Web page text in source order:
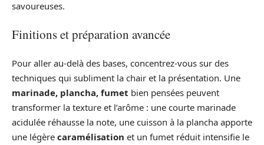
savoureuses.
Finitions et préparation avancée
Pour aller au‑delà des bases, concentrez‑vous sur des
techniques qui subliment la chair et la présentation. Une
marinade, plancha, fumet bien pensées peuvent
transformer la texture et l’arôme : une courte marinade
acidulée réhausse la note, une cuisson à la plancha apporte
une légère caramélisation et un fumet réduit intensifie le